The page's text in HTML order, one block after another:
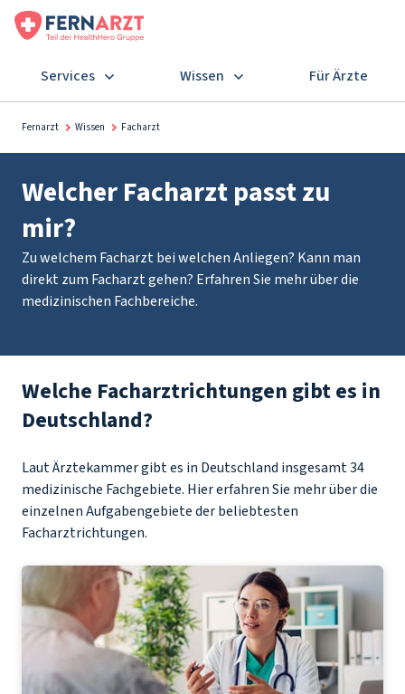
Services Wissen Für Ärzte
Fernarzt Wissen Facharzt
Welcher Facharzt passt zu
mir?
Zu welchem Facharzt bei welchen Anliegen? Kann man
direkt zum Facharzt gehen? Erfahren Sie mehr über die
medizinischen Fachbereiche.
Welche Facharztrichtungen gibt es in
Deutschland?
Laut Ärztekammer gibt es in Deutschland insgesamt 34
medizinische Fachgebiete. Hier erfahren Sie mehr über die
einzelnen Aufgabengebiete der beliebtesten
Facharztrichtungen.